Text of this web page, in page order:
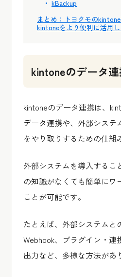
kBackup
まとめ：トヨクモの
kintoneをより便利に活用し
kintoneのデータ
kintoneのデータ連携は、
データ連携や、外部システ
をやり取りするための仕組
外部システムを導入するこ
の知識がなくても簡単にワ
ことが可能です。
たとえば、外部システムと
Webhook、プラグイン・連
出力など、多様な方法があ